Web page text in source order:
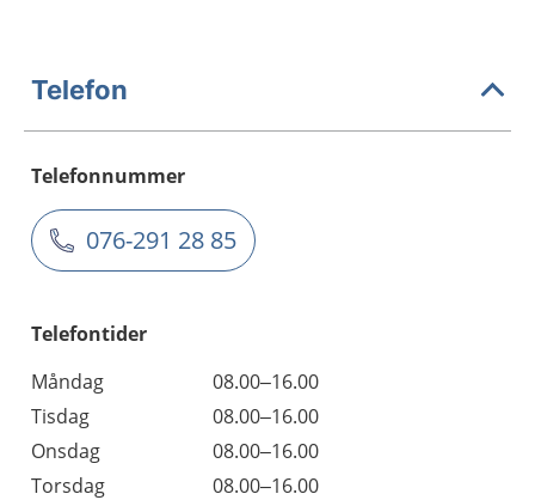
Telefon
Telefonnummer
076-291 28 85
Telefontider
Måndag
08.00–16.00
Tisdag
08.00–16.00
Onsdag
08.00–16.00
Torsdag
08.00–16.00